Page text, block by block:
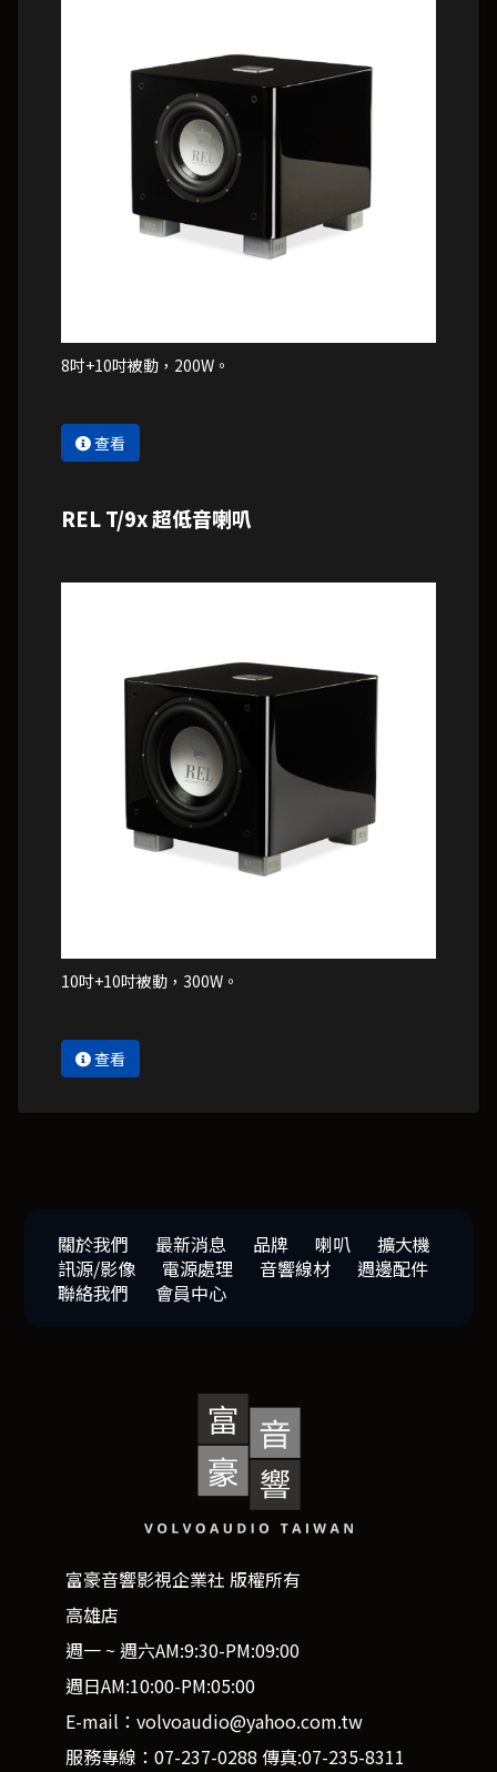
8吋+10吋被動，200W。
查看
10吋+10吋被動，300W。
查看
REL T/9x 超低音喇叭
關於我們 最新消息 品牌 喇叭
擴大機
訊源/影像
電源處理 音響線材
週邊配件
聯絡我們
會員中心
富豪音響影視企業社 版權所有
高雄店
週一 ~ 週六AM:9:30-PM:09:00
週日AM:10:00-PM:05:00
E-mail：volvoaudio@yahoo.com.tw
服務專線：07-237-0288 傳真:07-235-8311